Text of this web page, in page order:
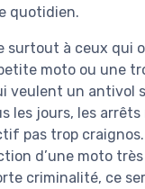
quotidien.
surtout à ceux qui
moto ou une
veulent un antivol
les jours, les arrêts
pas trop
d’une moto
criminalité, ce